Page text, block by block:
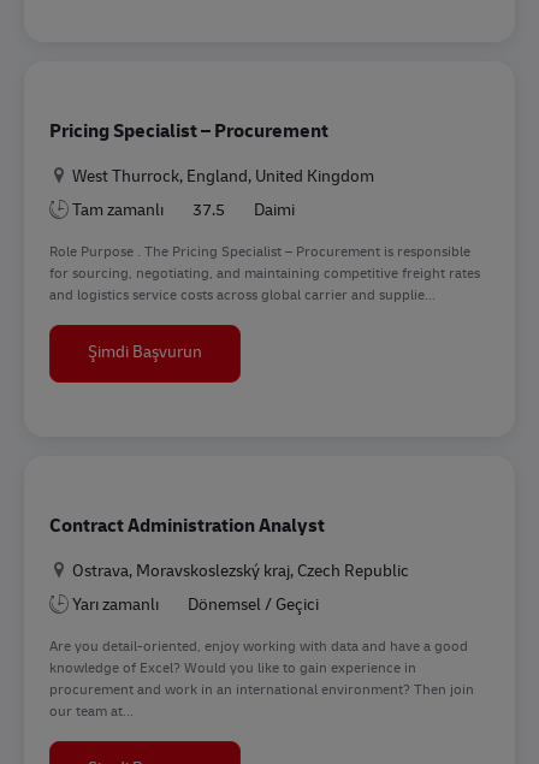
Pricing Specialist – Procurement
Konum
West Thurrock, England, United Kingdom
Tam zamanlı
37.5 Daimi
Role Purpose . The Pricing Specialist – Procurement is responsible
for sourcing, negotiating, and maintaining competitive freight rates
and logistics service costs across global carrier and supplie...
Şimdi Başvurun
Contract Administration Analyst
Konum
Ostrava, Moravskoslezský kraj, Czech Republic
Yarı zamanlı
Dönemsel / Geçici
Are you detail-oriented, enjoy working with data and have a good
knowledge of Excel? Would you like to gain experience in
procurement and work in an international environment? Then join
our team at...